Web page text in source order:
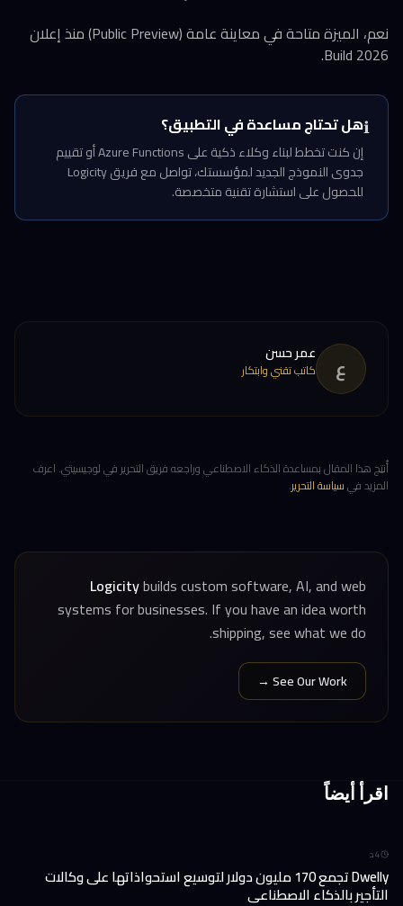
نعم، الميزة متاحة في معاينة عامة (Public Preview) منذ إعلان
Build 2026.
ℹ️هل تحتاج مساعدة في التطبيق؟
إن كنت تخطط لبناء وكلاء ذكية على Azure Functions أو تقييم
جدوى النموذج الجديد لمؤسستك، تواصل مع فريق Logicity
للحصول على استشارة تقنية متخصصة.
ع عمر حسن
كاتب تقني وابتكار
أُنتِج هذا المقال بمساعدة الذكاء الاصطناعي وراجعه فريق التحرير في لوجيسيتي. اعرف
المزيد فيسياسة التحرير.
Logicitybuilds custom software, AI, and web
systems for businesses. If you have an idea worth
shipping, see what we do.
See Our Work →
اقرأ أيضاً
4د
Dwelly تجمع 170 مليون دولار لتوسيع استحواذاتها على وكالات
التأجير بالذكاء الاصطناعي